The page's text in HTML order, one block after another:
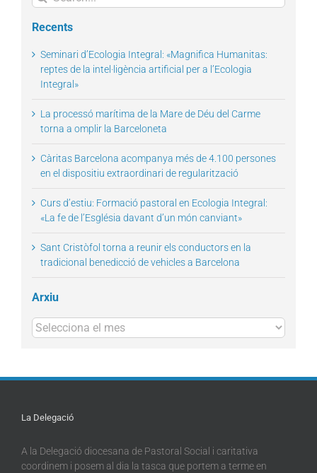
for:
Recents
Seminari d’Ecologia Integral: «Magnifica Humanitas:
reptes de la intel·ligència artificial per a l’Ecologia
Integral»
La processó marítima de la Mare de Déu del Carme
torna a omplir la Barceloneta
Càritas Barcelona acompanya més de 4.100 persones
en el dispositiu extraordinari de regularització
Curs d’estiu: Formació pastoral en Ecologia Integral:
«La fe de l’Església davant d’un món canviant»
Sant Cristòfol torna a reunir els conductors en la
tradicional benedicció de vehicles a Barcelona
Arxiu
Arxius
La Delegació
A la Delegació diocesana de Pastoral Social i caritativa
coordinem i posem al dia la tasca que portem a terme en